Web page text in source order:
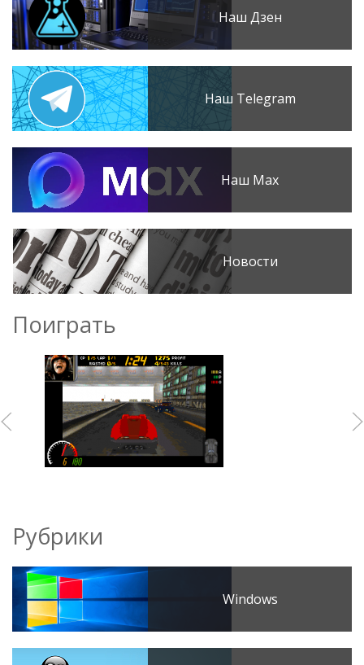
Наш Дзен
Наш Telegram
Наш Max
Новости
Поиграть
Рубрики
Windows